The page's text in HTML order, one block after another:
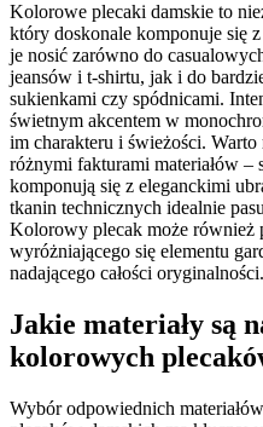
Kolorowe plecaki damskie to
który doskonale komponuje się
je nosić zarówno do
jeansów i t-shirtu, jak i do
sukienkami czy spódnicami.
świetnym akcentem w
im charakteru i świeżości.
różnymi fakturami materiałów –
komponują się z eleganckimi
tkanin technicznych idealnie
Kolorowy plecak może również
wyróżniającego się elementu
nadającego całości oryginalności.
Jakie materiały są
kolorowych
Wybór odpowiednich